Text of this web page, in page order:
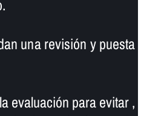
una revisión y puesta
evaluación para evitar ,